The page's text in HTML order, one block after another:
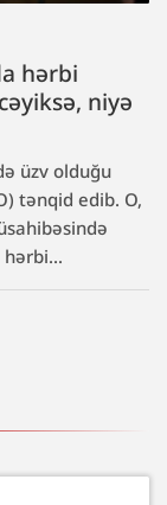
hərbi
niyə
üzv olduğu
tənqid edib. O,
hərbi...